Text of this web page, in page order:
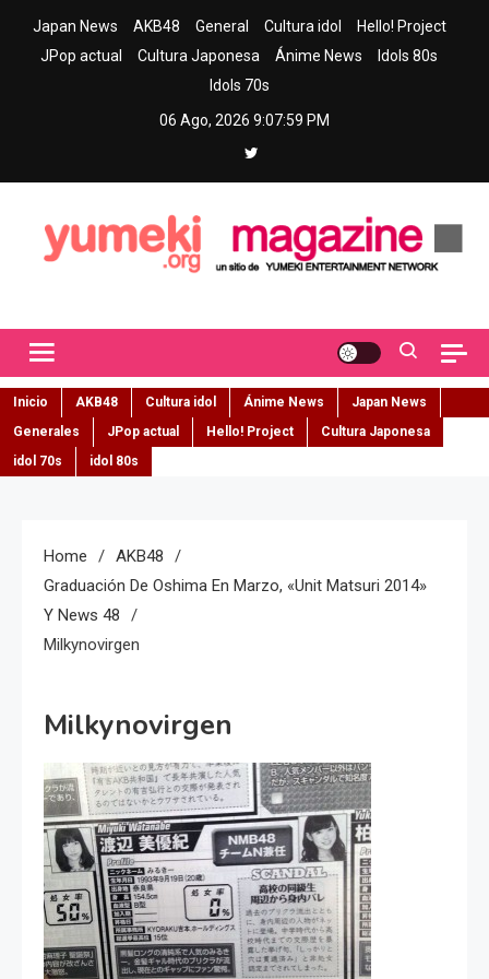
Japan News AKB48 General Cultura idol
Hello! Project
JPop actual
Cultura Japonesa Ánime News
Idols 80s
Idols 70s
06 Ago, 2026 9:08:00 PM
Inicio AKB48 Cultura idol Ánime News
Japan News
Generales
JPop actual Hello! Project
Cultura Japonesa
idol 70s
idol 80s
Home
AKB48
Graduación De Oshima En Marzo, «Unit Matsuri 2014»
Y News 48
Milkynovirgen
Milkynovirgen